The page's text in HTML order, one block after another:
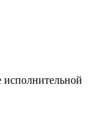
исполнительной